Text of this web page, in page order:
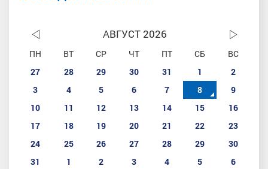
АВГУСТ 2026
ПН ВТ СР ЧТ ПТ СБ
ВС
27
28 29 30 31 1
2
3
4 5 6 7 8
9
10
11 12 13 14 15
16
17
18 19 20 21 22
23
24
25 26 27 28 29
30
31
1 2 3 4 5 6